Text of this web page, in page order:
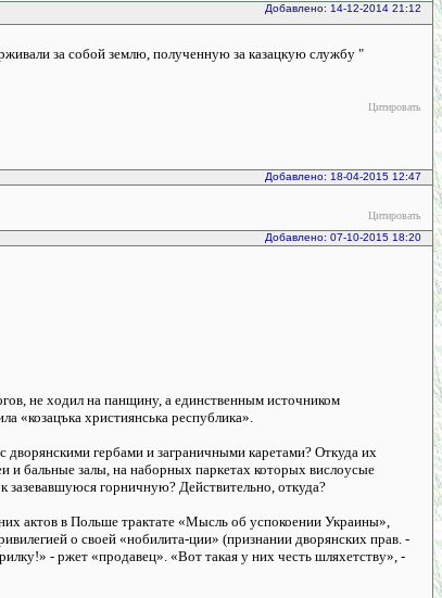
Добавлено: 14-12-2014 21:12
за собой землю, полученную за казацкую службу "
Цитировать
Добавлено: 18-04-2015 12:47
Цитировать
Добавлено: 07-10-2015 18:20
не ходил на панщину, а единственным источником
«козацъка християнська республика».
дворянскими гербами и заграничными каретами? Откуда их
и бальные залы, на наборных паркетах которых вислоусые
горничную? Действительно, откуда?
актов в Польше трактате «Мысль об успокоении Украины»,
о своей «нобилита-ции» (признании дворянских прав. -
- ржет «продавец». «Вот такая у них честь шляхетству», -